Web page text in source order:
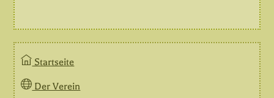
Startseite
Der Verein